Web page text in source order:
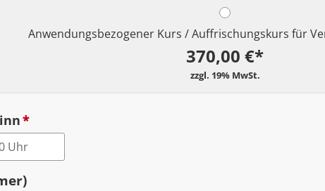
Anwendungsbezogener Kurs / Auffrischungskurs für
370,00 €*
*